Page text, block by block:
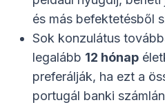
és más befektetésből
Sok konzulátus
legalább 12 hónap
preferálják, ha ezt a
portugál banki